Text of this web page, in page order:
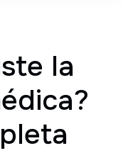
la